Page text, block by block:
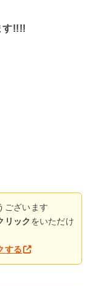
す!!!!
ございます
リック をいただけ
する